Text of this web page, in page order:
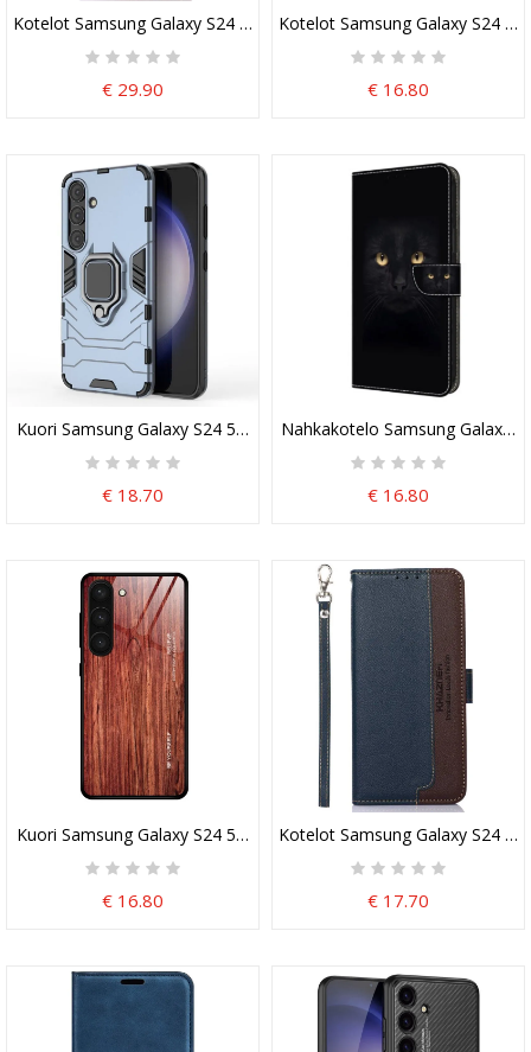
Kotelot Samsung Galaxy S24 5g Aitoa Nahkaa Rfid-Estolla Khazneh
€ 29.90
Kotelot Samsung Galaxy S24
€ 16.80
Kuori Samsung Galaxy S24 5g Renkaankestävä
€ 18.70
Nahkakotelo Samsung Galaxy
€ 16.80
Kuori Samsung Galaxy S24 5g Puutehoste Karkaistu Lasi
€ 16.80
Kotelot Samsung Galaxy S24
€ 17.70